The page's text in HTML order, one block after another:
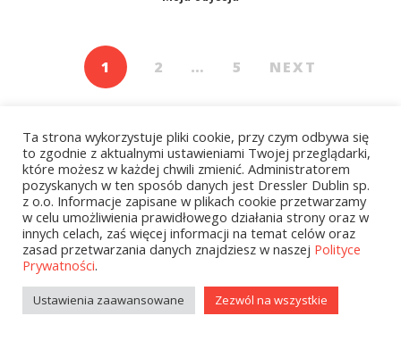
1 2 … 5 NEXT
Kategorie
zobacz wszystkie
Kolekcje Biedronka
Ta strona wykorzystuje pliki cookie, przy czym odbywa się
to zgodnie z aktualnymi ustawieniami Twojej przeglądarki,
które możesz w każdej chwili zmienić. Administratorem
pozyskanych w ten sposób danych jest Dressler Dublin sp.
z o.o. Informacje zapisane w plikach cookie przetwarzamy
w celu umożliwienia prawidłowego działania strony oraz w
innych celach, zaś więcej informacji na temat celów oraz
zasad przetwarzania danych znajdziesz w naszej Polityce
Prywatności.
Ustawienia zaawansowane Zezwól na wszystkie